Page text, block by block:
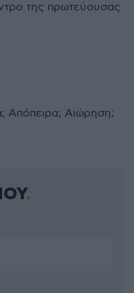
της πρωτεύουσας
Απόπειρα; Αιώρηση;